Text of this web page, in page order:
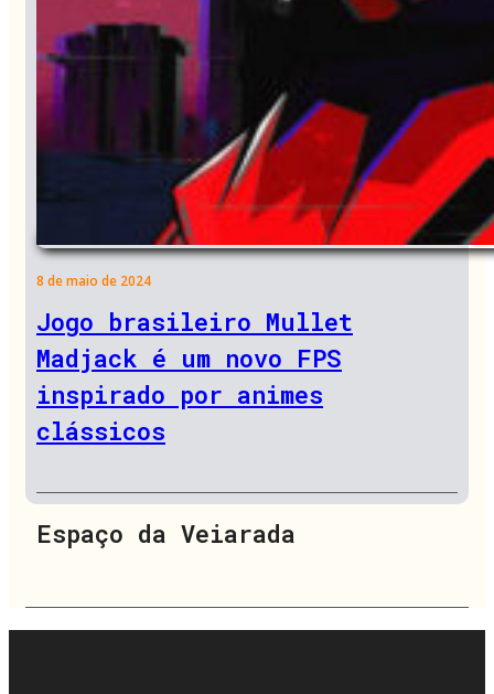
8 de maio de 2024
Jogo brasileiro Mullet
Madjack é um novo FPS
inspirado por animes
clássicos
Espaço da Veiarada